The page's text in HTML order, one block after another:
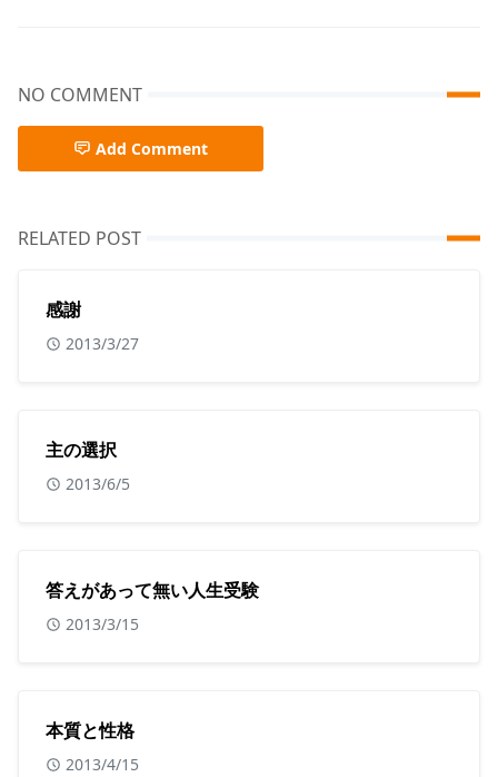
NO COMMENT
Add Comment
RELATED POST
感謝
2013/3/27
主の選択
2013/6/5
答えがあって無い人生受験
2013/3/15
本質と性格
2013/4/15